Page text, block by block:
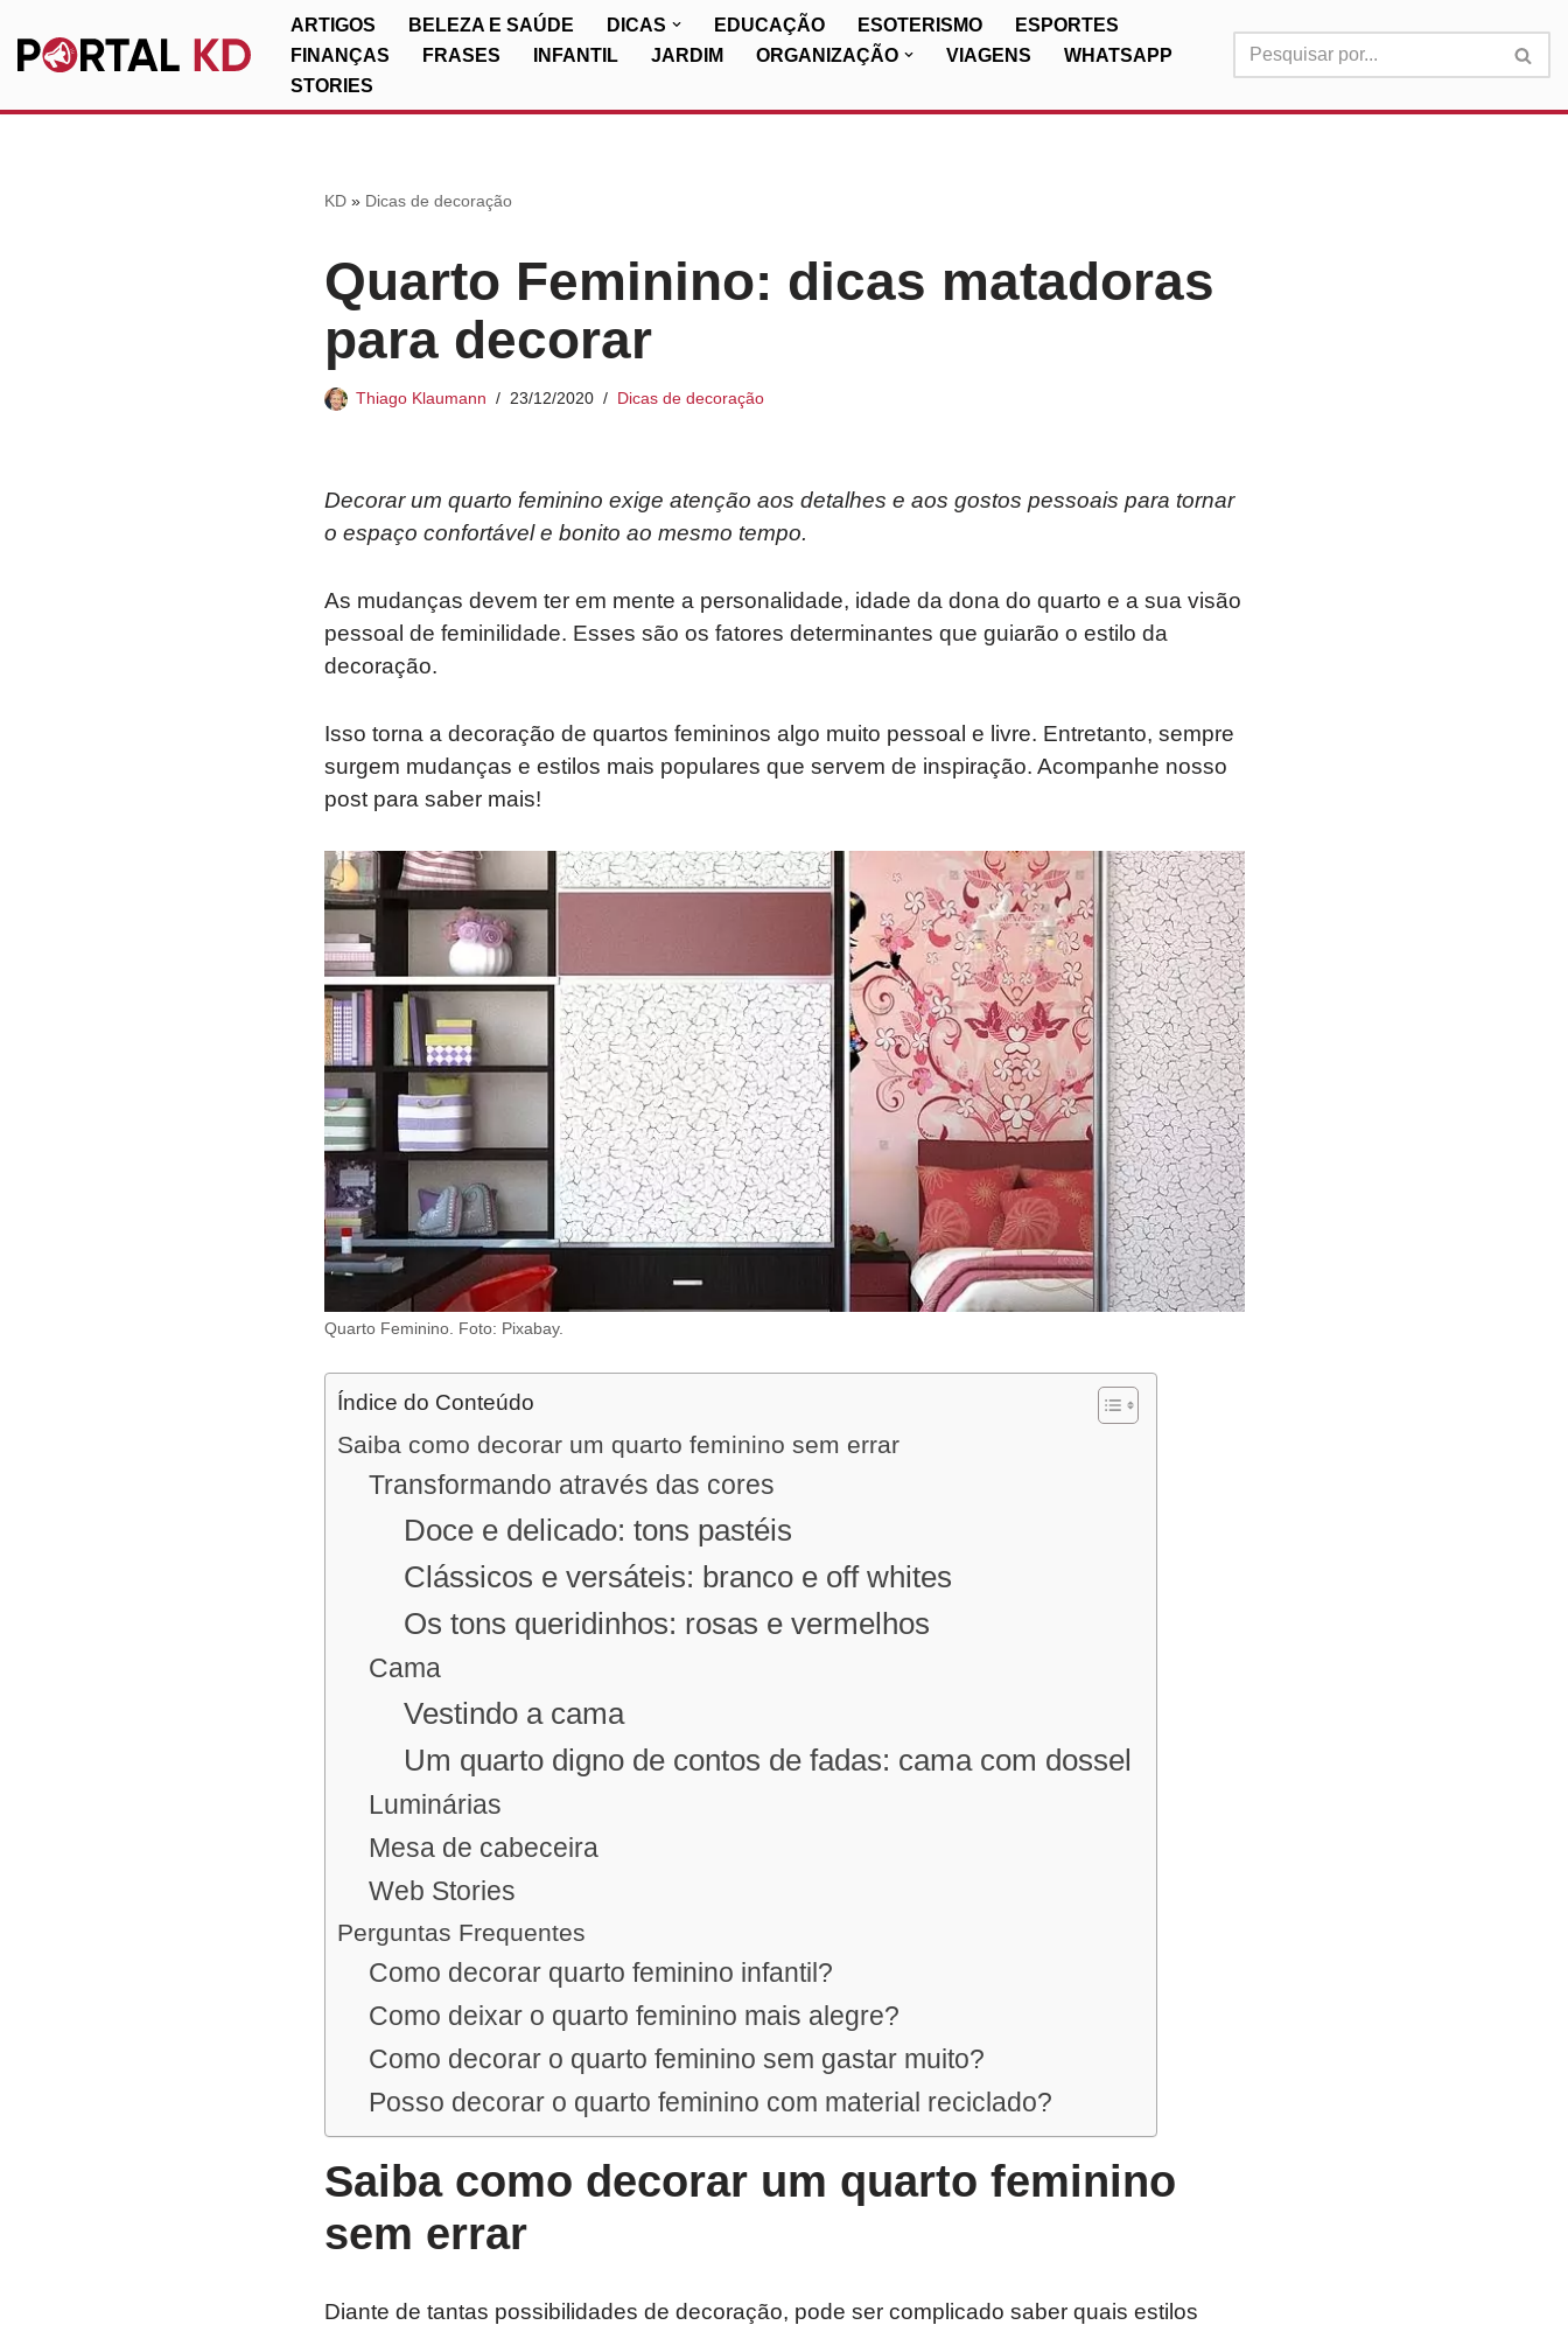
Pular
ARTIGOS BELEZA E SAÚDE DICAS EDUCAÇÃO ESOTERISMO
ESPORTES
FINANÇAS
FRASES INFANTIL JARDIM ORGANIZAÇÃO VIAGENS
WHATSAPP
STORIES
KD» Dicas de decoração
Quarto Feminino: dicas matadoras
para decorar
Thiago Klaumann 23/12/2020 Dicas de decoração
Decorar um quarto feminino exige atenção aos detalhes e aos gostos pessoais para tornar
o espaço confortável e bonito ao mesmo tempo.
As mudanças devem ter em mente a personalidade, idade da dona do quarto e a sua visão
pessoal de feminilidade. Esses são os fatores determinantes que guiarão o estilo da
decoração.
Isso torna a decoração de quartos femininos algo muito pessoal e livre. Entretanto, sempre
surgem mudanças e estilos mais populares que servem de inspiração. Acompanhe nosso
post para saber mais!
Quarto Feminino. Foto: Pixabay.
Índice do Conteúdo
Saiba como decorar um quarto feminino sem errar
Transformando através das cores
Doce e delicado: tons pastéis
Clássicos e versáteis: branco e off whites
Os tons queridinhos: rosas e vermelhos
Cama
Vestindo a cama
Um quarto digno de contos de fadas: cama com dossel
Luminárias
Mesa de cabeceira
Web Stories
Perguntas Frequentes
Como decorar quarto feminino infantil?
Como deixar o quarto feminino mais alegre?
Como decorar o quarto feminino sem gastar muito?
Posso decorar o quarto feminino com material reciclado?
Saiba como decorar um quarto feminino
sem errar
Diante de tantas possibilidades de decoração, pode ser complicado saber quais estilos